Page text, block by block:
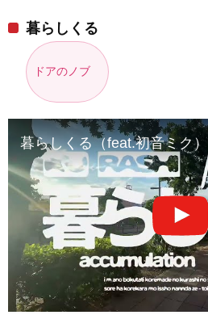
暮らしくる
ドアのノブ
暮らしくる（feat.初音ミク）